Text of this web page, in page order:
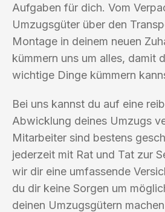
Aufgaben für dich. Vom
Umzugsgüter über den
Montage in deinem neuen
kümmern uns um alles, damit
wichtige Dinge kümmern
Bei uns kannst du auf eine
Abwicklung deines Umzugs
Mitarbeiter sind bestens
jederzeit mit Rat und Tat zur
wir dir eine umfassende
du dir keine Sorgen um
deinen Umzugsgütern